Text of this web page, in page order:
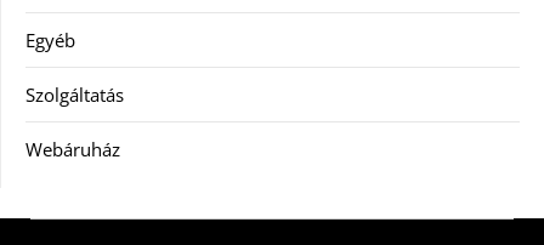
Egyéb
Szolgáltatás
Webáruház